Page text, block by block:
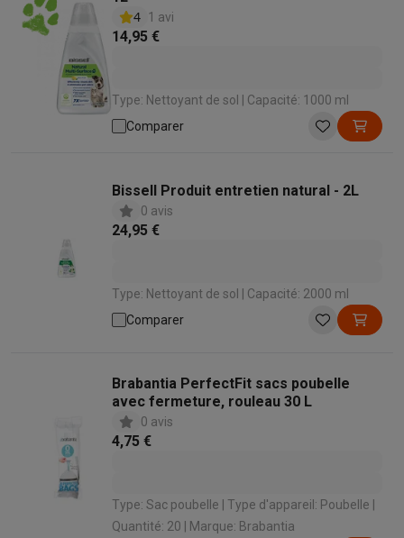
4 1 avi
14,95 €
Type: Nettoyant de sol | Capacité: 1000 ml
Comparer
Bissell Produit entretien natural - 2L
0 avis
24,95 €
Type: Nettoyant de sol | Capacité: 2000 ml
Comparer
Brabantia PerfectFit sacs poubelle
avec fermeture, rouleau 30 L
0 avis
4,75 €
Type: Sac poubelle | Type d'appareil: Poubelle |
Quantité: 20 | Marque: Brabantia